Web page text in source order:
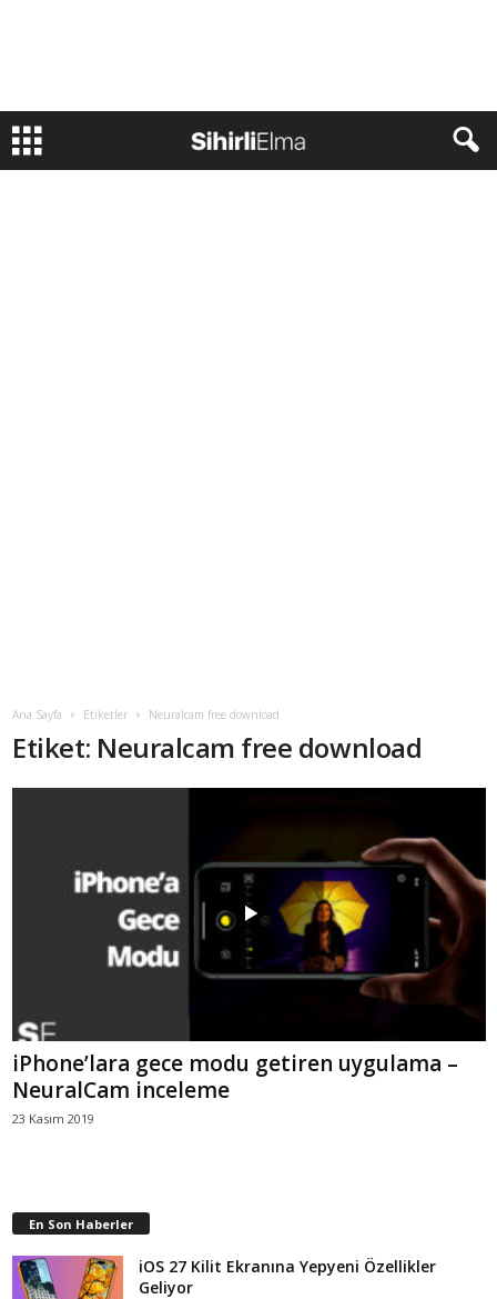
Ana Sayfa Etiketler Neuralcam free download
Etiket: Neuralcam free download
iPhone’lara gece modu getiren uygulama –
NeuralCam inceleme
23 Kasım 2019
En Son Haberler
iOS 27 Kilit Ekranına Yepyeni Özellikler
Geliyor